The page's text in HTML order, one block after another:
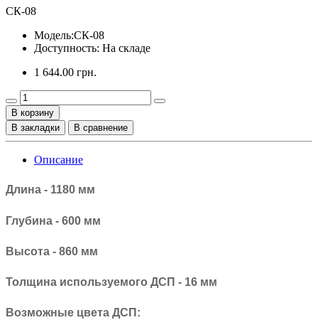
СК-08
Модель:СК-08
Доступность: На складе
1 644.00 грн.
В корзину
В закладки
В сравнение
Описание
Длина - 1180 мм
Глубина - 600 мм
Высота - 860 мм
Толщина используемого ДСП - 16 мм
Возможные цвета ДСП: